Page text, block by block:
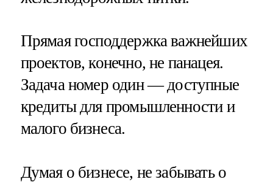
Прямая господдержка важнейших
проектов, конечно, не панацея.
Задача номер один — доступные
кредиты для промышленности и
малого бизнеса.
Думая о бизнесе, не забывать о